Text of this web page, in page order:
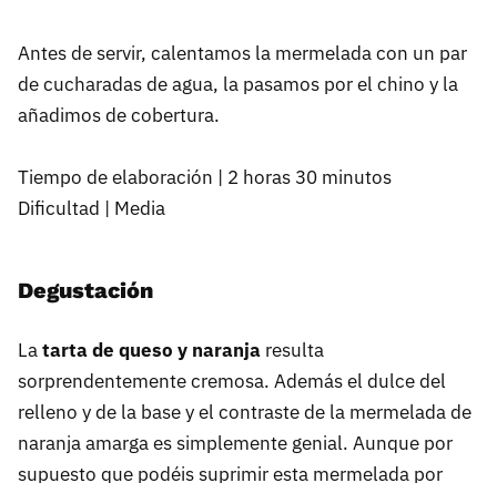
Antes de servir, calentamos la mermelada con un par
de cucharadas de agua, la pasamos por el chino y la
añadimos de cobertura.
Tiempo de elaboración | 2 horas 30 minutos
Dificultad | Media
Degustación
Latarta de queso y naranja resulta
sorprendentemente cremosa. Además el dulce del
relleno y de la base y el contraste de la mermelada de
naranja amarga es simplemente genial. Aunque por
supuesto que podéis suprimir esta mermelada por